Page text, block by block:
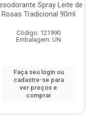
Spray Leite de
Rosas Tradicional 90ml
Código: 121990
Embalagem: UN
Faça seu login ou
cadastre-se para
ver preços e
comprar